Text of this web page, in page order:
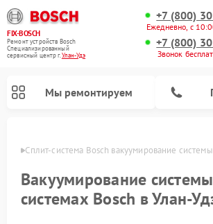
FIX-BOSCH
Ремонт устройств Bosch
Специализированный
cервисный центр г.Улан-Удэ
+7 (800)
Ежедневно, с
+7 (800)
Звонок
Мы ремонтируем
Удэ Сплит-система Bosch вакуумирование системы
Вакуумирование
системах Bosch в Улан-